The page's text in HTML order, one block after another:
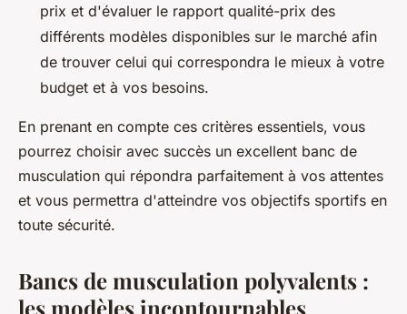
prix et d'évaluer le rapport qualité-prix des
différents modèles disponibles sur le marché afin
de trouver celui qui correspondra le mieux à votre
budget et à vos besoins.
En prenant en compte ces critères essentiels, vous
pourrez choisir avec succès un excellent banc de
musculation qui répondra parfaitement à vos attentes
et vous permettra d'atteindre vos objectifs sportifs en
toute sécurité.
Bancs de musculation polyvalents :
les modèles incontournables